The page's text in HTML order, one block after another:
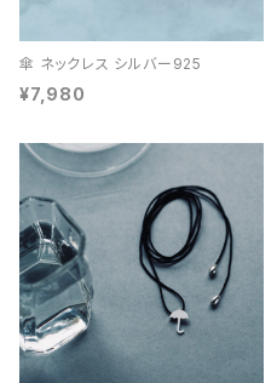
傘 ネックレス シルバー925
¥7,980